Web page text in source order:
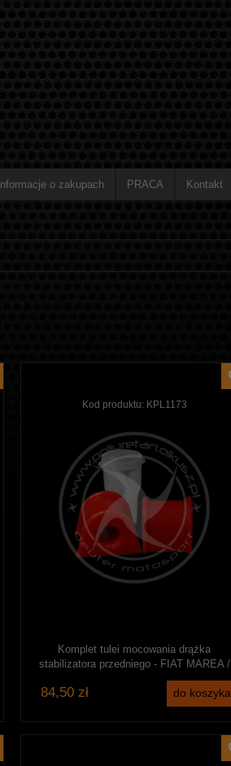
Informacje o zakupach PRACA Kontakt
Kod produktu: KPL1173
Komplet tulei mocowania drążka
stabilizatora przedniego - FIAT MAREA /
MULTIPLA - 2szt.
84,50 zł do koszyka